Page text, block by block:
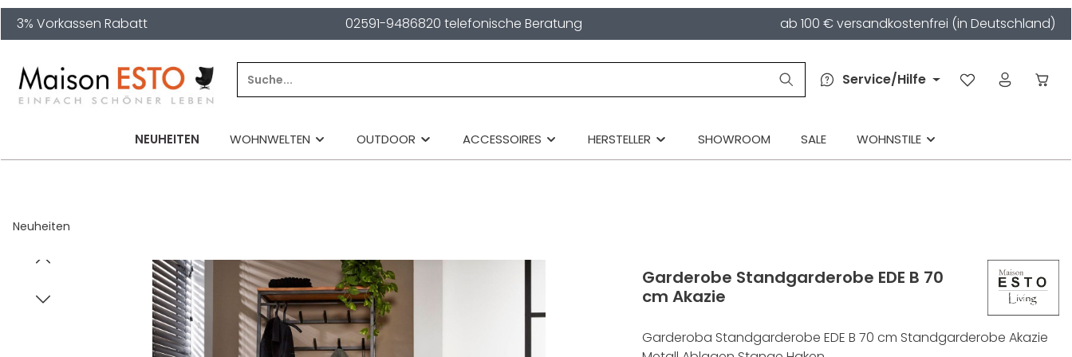
Zur Hauptnavigation springen
3% Vorkassen Rabatt 02591-9486820 telefonische Beratung ab 100 € versandkostenfrei (in Deutschland)
Service/Hilfe
NEUHEITEN WOHNWELTEN OUTDOOR ACCESSOIRES HERSTELLER SHOWROOM SALE WOHNSTILE
Neuheiten
Bildergalerie überspringen
Garderobe Standgarderobe EDE B 70
cm Akazie
Garderoba Standgarderobe EDE B 70 cm Standgarderobe Akazie